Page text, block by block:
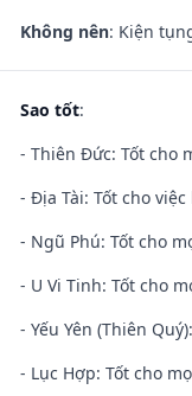
Không nên: Kiện
Sao tốt:
- Thiên Đức: Tốt cho
- Địa Tài: Tốt cho
- Ngũ Phú: Tốt cho
- U Vi Tinh: Tốt cho
- Yếu Yên (Thiên
- Lục Hợp: Tốt cho